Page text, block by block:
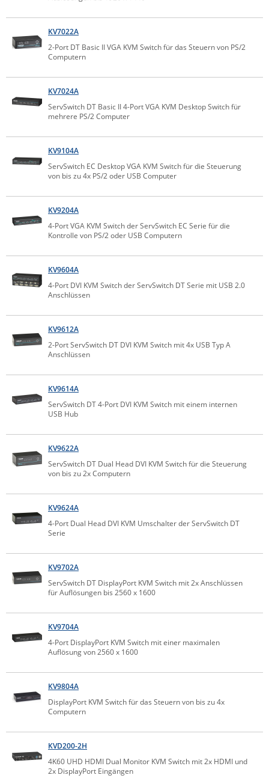
IEC Lock
Ihse
Kerlink
KVM TEC
Legrand
Milesight
Moxa
Panorama Antennas
PatchSee
Poynting
Raritan
Siretta
SIRIO Antenne
Tactical Software
TEKTELIC
Teltonika
Unwired Networks
WATTECO
Westermo
ZPE Systems
News zu unseren Herstellern
KV7022A
2-Port DT Basic II VGA KVM Switch für das Steuern von PS/2
Computern
KV7024A
ServSwitch DT Basic II 4-Port VGA KVM Desktop Switch für
mehrere PS/2 Computer
KV9104A
ServSwitch EC Desktop VGA KVM Switch für die Steuerung
von bis zu 4x PS/2 oder USB Computer
KV9204A
4-Port VGA KVM Switch der ServSwitch EC Serie für die
Kontrolle von PS/2 oder USB Computern
KV9604A
4-Port DVI KVM Switch der ServSwitch DT Serie mit USB 2.0
Anschlüssen
KV9612A
2-Port ServSwitch DT DVI KVM Switch mit 4x USB Typ A
Anschlüssen
KV9614A
ServSwitch DT 4-Port DVI KVM Switch mit einem internen
USB Hub
KV9622A
ServSwitch DT Dual Head DVI KVM Switch für die Steuerung
von bis zu 2x Computern
KV9624A
4-Port Dual Head DVI KVM Umschalter der ServSwitch DT
Serie
KV9702A
ServSwitch DT DisplayPort KVM Switch mit 2x Anschlüssen
für Auflösungen bis 2560 x 1600
KV9704A
4-Port DisplayPort KVM Switch mit einer maximalen
Auflösung von 2560 x 1600
KV9804A
DisplayPort KVM Switch für das Steuern von bis zu 4x
Computern
KVD200-2H
4K60 UHD HDMI Dual Monitor KVM Switch mit 2x HDMI und
2x DisplayPort Eingängen